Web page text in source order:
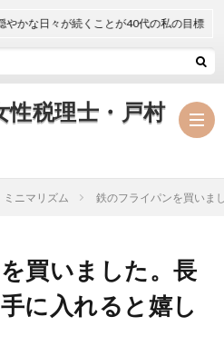
税理士・戸村
な日々が続くことが40代の私の目標
ミニマリズム 鉄のフライパンを買いま
買いました。長
に入れると嬉し